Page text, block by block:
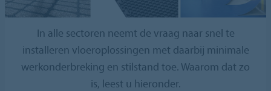
In alle sectoren neemt de vraag naar snel te
installeren vloeroplossingen met daarbij minimale
werkonderbreking en stilstand toe. Waarom dat zo
is, leest u hieronder.